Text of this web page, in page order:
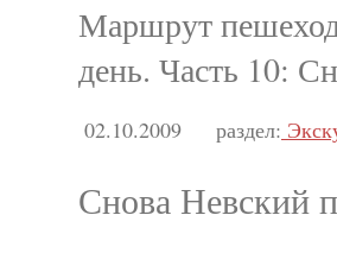
Маршрут
день. Часть 10:
02.10.2009 раздел:
Снова Невский